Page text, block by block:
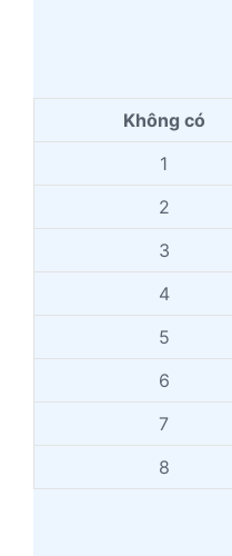
Không có
1
2
3
4
5
6
7
8